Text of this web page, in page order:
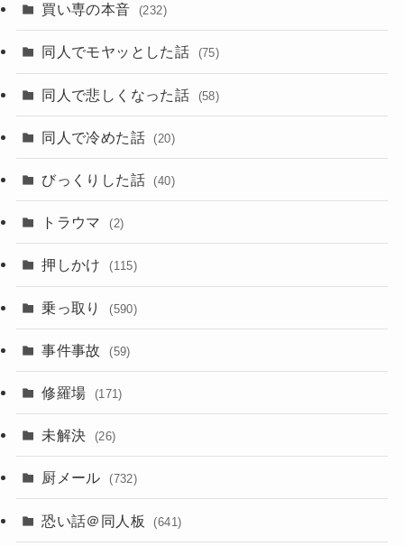
買い専の本音 (232)
同人でモヤッとした話 (75)
同人で悲しくなった話 (58)
同人で冷めた話 (20)
びっくりした話 (40)
トラウマ (2)
押しかけ (115)
乗っ取り (590)
事件事故 (59)
修羅場 (171)
未解決 (26)
厨メール (732)
恐い話＠同人板 (641)